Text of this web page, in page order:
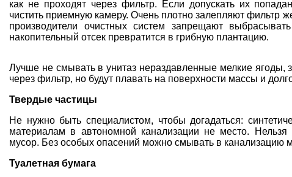
как не проходят через фильтр. Если допускать их
чистить приемную камеру. Очень плотно залепляют фильтр
производители очистных систем запрещают
накопительный отсек превратится в грибную плантацию.
Лучше не смывать в унитаз нераздавленные мелкие ягоды,
через фильтр, но будут плавать на поверхности массы и
Твердые частицы
Не нужно быть специалистом, чтобы догадаться:
материалам в автономной канализации не место. Нельзя
мусор. Без особых опасений можно смывать в канализацию
Туалетная бумага